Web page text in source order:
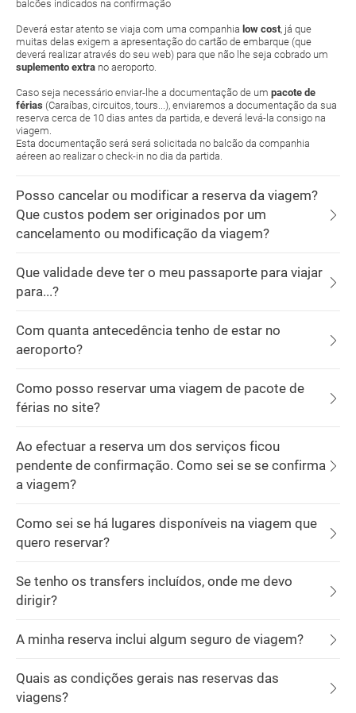
balcões indicados na confirmação
Deverá estar atento se viaja com uma companhia low cost, já que
muitas delas exigem a apresentação do cartão de embarque (que
deverá realizar através do seu web) para que não lhe seja cobrado um
suplemento extra no aeroporto.
Caso seja necessário enviar-lhe a documentação de um pacote de
férias (Caraíbas, circuitos, tours...), enviaremos a documentação da sua
reserva cerca de 10 dias antes da partida, e deverá levá-la consigo na
viagem.
Esta documentação será será solicitada no balcão da companhia
aéreen ao realizar o check-in no dia da partida.
Posso cancelar ou modificar a reserva da viagem?
Que custos podem ser originados por um
cancelamento ou modificação da viagem?
Que validade deve ter o meu passaporte para viajar
para...?
Com quanta antecedência tenho de estar no
aeroporto?
Como posso reservar uma viagem de pacote de
férias no site?
Ao efectuar a reserva um dos serviços ficou
pendente de confirmação. Como sei se se confirma
a viagem?
Como sei se há lugares disponíveis na viagem que
quero reservar?
Se tenho os transfers incluídos, onde me devo
dirigir?
A minha reserva inclui algum seguro de viagem?
Quais as condições gerais nas reservas das
viagens?